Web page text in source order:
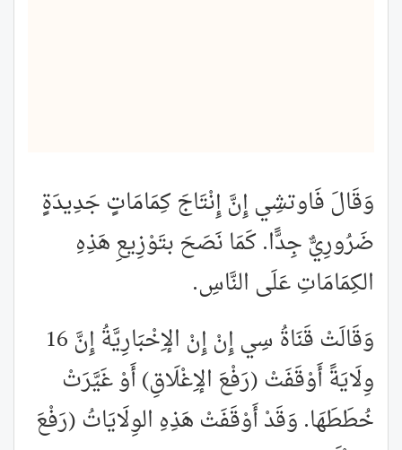
وَقَالَ فَاوتشِي إِنَّ إِنْتَاجَ كِمَامَاتٍ جَدِيدَةٍ
ضَرُورِيٌّ جِدًّا. كَمَا نَصَحَ بتَوْزِيعِ هَذِهِ
الكِمَامَاتِ عَلَى النَّاسِ.
وَقَالَتْ قَنَاةُ سِي إِنْ إِنْ الإِخْبَارِيَّةُ إِنَّ 16
وِلَايَةً أَوْقَفَتْ (رَفْعَ الإِغْلَاقِ) أَوْ غَيَّرَتْ
خُطَطَهَا. وَقَدْ أَوْقَفَتْ هَذِهِ الوِلَايَاتُ (رَفْعَ